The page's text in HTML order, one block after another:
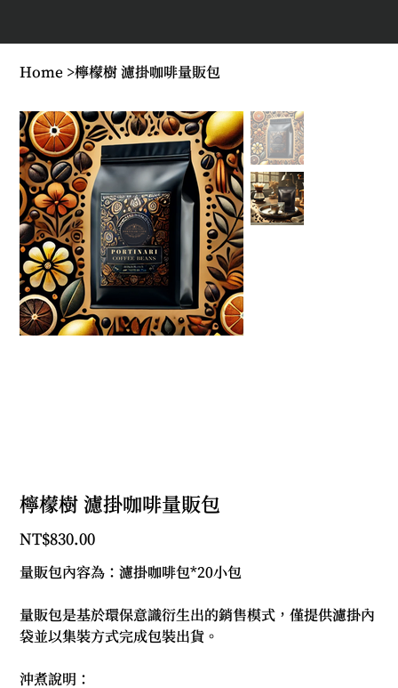
Home >檸檬樹 濾掛咖啡量販包
檸檬樹 濾掛咖啡量販包
Price
NT$830.00
量販包內容為：濾掛咖啡包*20小包
量販包是基於環保意識衍生出的銷售模式，僅提供濾掛內
袋並以集裝方式完成包裝出貨。
沖煮說明：